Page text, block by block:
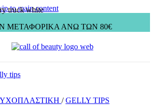
to main content
ΜΕΤΑΦΟΡΙΚΑ ΑΝΩ ΤΩΝ 80€
/ GELLY TIPS